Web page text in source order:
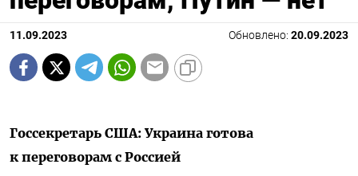
11.09.2023 Обновлено: 20.09.2023
Госсекретарь США: Украина готова
к переговорам с Россией